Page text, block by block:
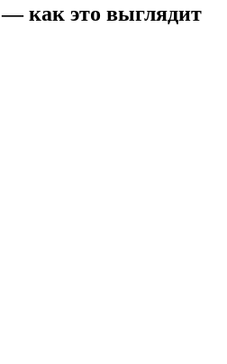
— как это выглядит